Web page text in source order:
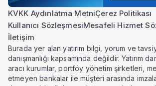
KVKK Aydınlatma MetniÇerez Politikası
Kullanıcı SözleşmesiMesafeli Hizmet
İletişim
Burada yer alan yatırım bilgi, yorum ve
danışmanlığı kapsamında değildir. Yatırım
aracı kurumlar, portföy yönetim şirketleri,
etmeyen bankalar ile müşteri arasında